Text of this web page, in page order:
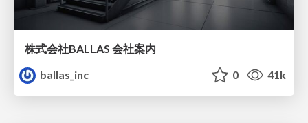
株式会社BALLAS 会社案内
ballas_inc
0 41k